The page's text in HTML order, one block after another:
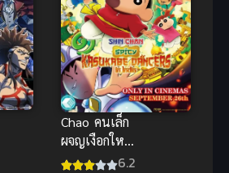
Chao คนเล็ก
ผจญเงือกใหญ่
ซับไทย
6.2